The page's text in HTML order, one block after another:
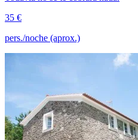
35 €
pers./noche (aprox.)